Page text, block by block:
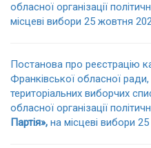
обласної організації
місцеві вибори 25 жовтня
Постанова про реєстрацію
Франківської обласної
територіальних виборчих
обласної організації
Партія», на місцеві вибори